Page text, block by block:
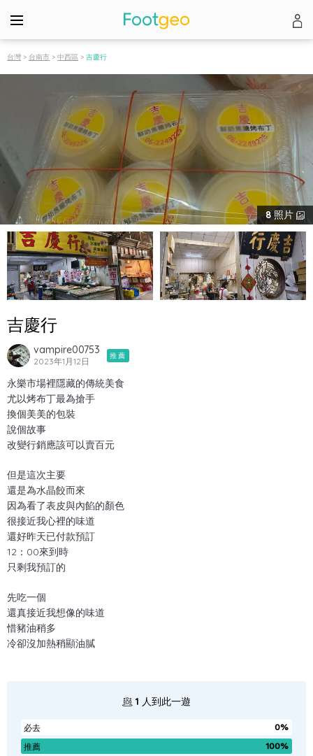
台灣 > 台南市 > 中西區 > 吉慶行
8照片
吉慶行
vampire00753
2023年1月12日
推薦
永樂市場裡隱藏的傳統美食
尤以烤布丁最為搶手
換個美美的包裝
說個故事
改變行銷應該可以賣百元
但是這次主要
還是為水晶餃而來
因為看了表皮與內餡的顏色
很接近我心裡的味道
還好昨天已付款預訂
12：00來到時
只剩我預訂的
先吃一個
還真接近我想像的味道
惜豬油稍多
冷卻沒加熱稍顯油膩
1 人到此一遊
必去
0%
推薦
100%